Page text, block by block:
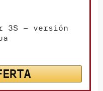
3S – versión